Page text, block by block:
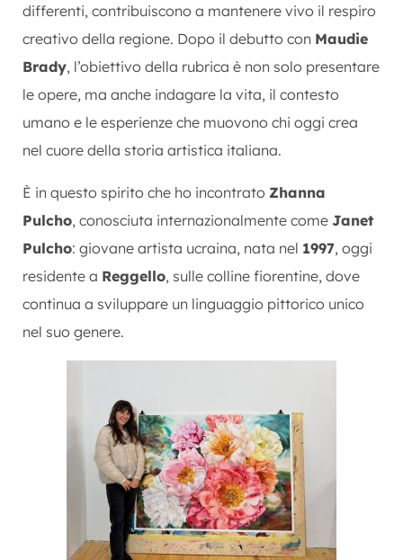
differenti, contribuiscono a mantenere vivo il respiro
creativo della regione. Dopo il debutto con Maudie
Brady, l’obiettivo della rubrica è non solo presentare
le opere, ma anche indagare la vita, il contesto
umano e le esperienze che muovono chi oggi crea
nel cuore della storia artistica italiana.
È in questo spirito che ho incontrato Zhanna
Pulcho, conosciuta internazionalmente come Janet
Pulcho: giovane artista ucraina, nata nel 1997, oggi
residente a Reggello, sulle colline fiorentine, dove
continua a sviluppare un linguaggio pittorico unico
nel suo genere.